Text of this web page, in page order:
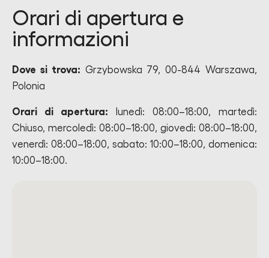
Orari di apertura e
informazioni
Dove si trova: Grzybowska 79, 00-844 Warszawa,
Polonia
Orari di apertura: lunedì: 08:00–18:00, martedì:
Chiuso, mercoledì: 08:00–18:00, giovedì: 08:00–18:00,
venerdì: 08:00–18:00, sabato: 10:00–18:00, domenica:
10:00–18:00.